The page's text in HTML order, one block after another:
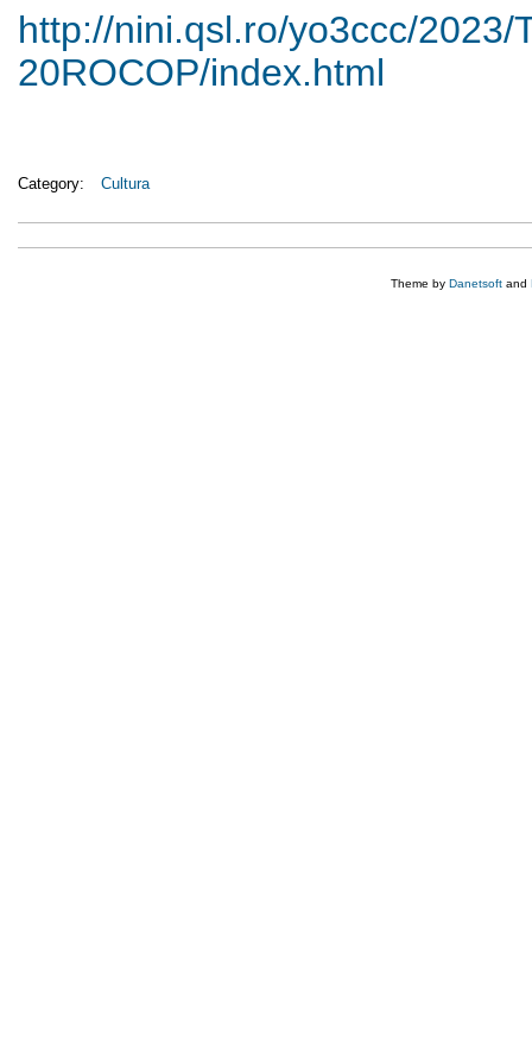
http://nini.qsl.ro/yo3ccc/2023/
20ROCOP/index.html
Category: Cultura
Theme by Danetsoft and